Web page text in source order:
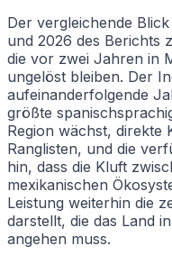
Der vergleichende
und 2026 des Berichts
die vor zwei Jahren in
ungelöst bleiben. Der
aufeinanderfolgende
größte
Region wächst, direkte
Ranglisten, und die
hin, dass die Kluft
mexikanischen
Leistung weiterhin die
darstellt, die das Land
angehen muss.